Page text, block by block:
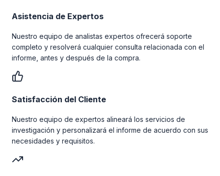
Asistencia de Expertos
Nuestro equipo de analistas expertos ofrecerá soporte
completo y resolverá cualquier consulta relacionada con el
informe, antes y después de la compra.
Satisfacción del Cliente
Nuestro equipo de expertos alineará los servicios de
investigación y personalizará el informe de acuerdo con sus
necesidades y requisitos.